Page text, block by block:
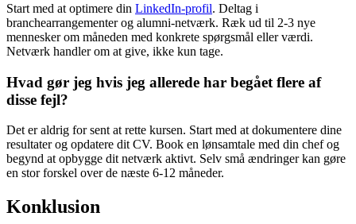
Start med at optimere din LinkedIn-profil. Deltag i
branchearrangementer og alumni-netværk. Ræk ud til 2-3 nye
mennesker om måneden med konkrete spørgsmål eller værdi.
Netværk handler om at give, ikke kun tage.
Hvad gør jeg hvis jeg allerede har begået flere af
disse fejl?
Det er aldrig for sent at rette kursen. Start med at dokumentere dine
resultater og opdatere dit CV. Book en lønsamtale med din chef og
begynd at opbygge dit netværk aktivt. Selv små ændringer kan gøre
en stor forskel over de næste 6-12 måneder.
Konklusion